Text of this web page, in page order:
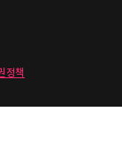
정책